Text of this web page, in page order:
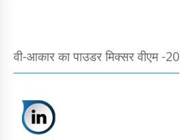
वी-आकार का पाउडर मिक्सर वीएम -20